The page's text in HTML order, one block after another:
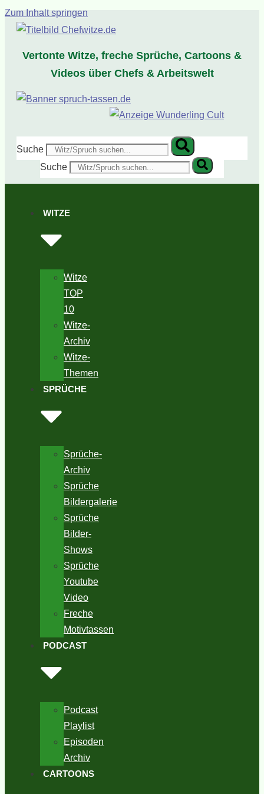
Zum Inhalt springen
Vertonte Witze, freche Sprüche, Cartoons &
Videos über Chefs & Arbeitswelt
Suche
Suche
WITZE
Witze
TOP
10
Witze-
Archiv
Witze-
Themen
SPRÜCHE
Sprüche-
Archiv
Sprüche
Bildergalerie
Sprüche
Bilder-
Shows
Sprüche
Youtube
Video
Freche
Motivtassen
PODCAST
Podcast
Playlist
Episoden
Archiv
CARTOONS